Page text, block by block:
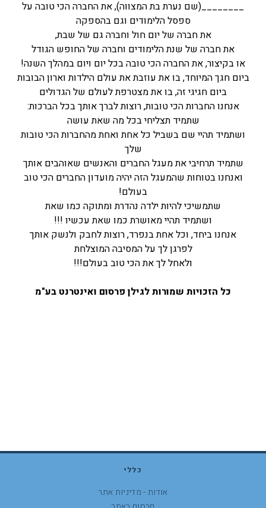
________(שם נערת בת המצווה), את החברה הכי טובה על
ספסל הלימודים וגם בהספקה
את חברה של יום חול וחברה גם של שבת,
את חברה של שנת הלימודים וחברה של החופש הגודל
או בקיצור, את החברה הכי טובה בכל יום ויום במהלך השנה!
ביום חגך המיוחד, בו את עוזבת את עולם הילדות וארון הבובות
ביום חגיגי זה, בו את מצטרפת לעולם של הגדולים
אנחנו החברות הכי טובות, רוצות לברך אותך בכל הברכות:
שתמיד תצליחי בכל מה שאת עושה
ושתמיד תהיי שם בשביל כל אחת ואחת מהחברות הכי טובות
שלך
שתמיד תרחיבי את מעגל החברים והאנשים שאוהבים אותך
ואנחנו בטוחות שהמעגל הזה יהיה מועדון החברים הכי טוב
בעולם!
שתמשיכי להיות ילדה נהדרת ומתוקה כמו שאת
ושתמיד תהיי מאושרת כמו שאת עכשיו !!!
אנחנו ביחד, וכל אחת בנפרד, רוצות לחבק ולנשק אותך
לפרגן לך על המסיבה המוצלחת
ולאחל לך את הכי טוב בעולם!!!
כל הזכויות שמורות לגילן פרסום ואינטרנט בע"מ
כללי
אודות - מדיניות אתר